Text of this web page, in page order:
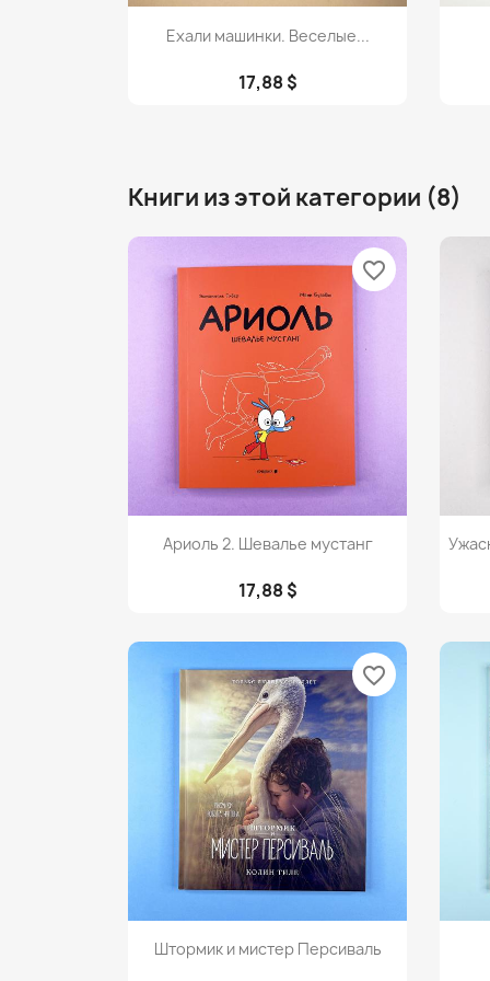
Просмотр
Ехали машинки. Веселые...
17,88 $
Книги из этой категории (8)
 Просмотр
Ариоль 2. Шевалье мустанг
17,88 $
favorite_border
Просмотр
Штормик и мистер Персиваль
favorite_border